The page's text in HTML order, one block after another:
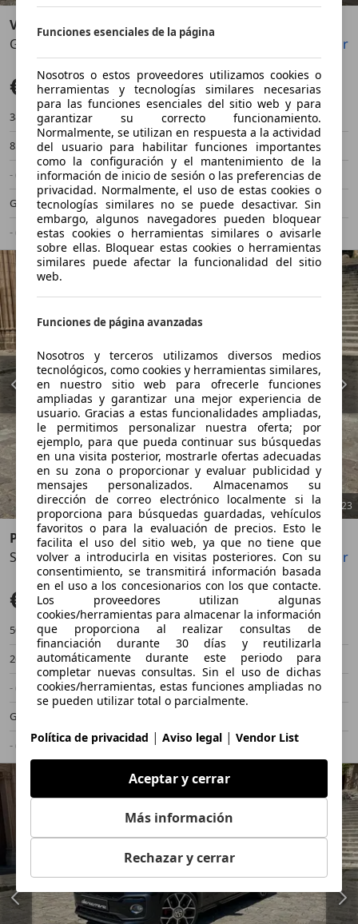
Anterior
Volkswagen up!
GTI 1.0 TSI 85kW
Compartir
€ 18.200 Sin comparación
38.400 km
06/2020
85 kW (116 CV)
Ocasión
- (Propietarios)
Manual
Gasolina
- (l/100 km)
- (g/km)
-/-
Anterior
23
Porsche Macan
S Aut.
Guardar Compartir
€ 57.800 Buen precio
50.400 km
07/2020
260 kW (354 CV)
Ocasión
- (Propietarios)
Automático
Gasolina
- (g/km)
-/-
Funciones esenciales de la página
Nosotros o estos proveedores utilizamos cookies o
herramientas y tecnologías similares necesarias
para las funciones esenciales del sitio web y para
garantizar su correcto funcionamiento.
Normalmente, se utilizan en respuesta a la actividad
del usuario para habilitar funciones importantes
como la configuración y el mantenimiento de la
información de inicio de sesión o las preferencias de
privacidad. Normalmente, el uso de estas cookies o
tecnologías similares no se puede desactivar. Sin
embargo, algunos navegadores pueden bloquear
estas cookies o herramientas similares o avisarle
sobre ellas. Bloquear estas cookies o herramientas
similares puede afectar la funcionalidad del sitio
web.
Funciones de página avanzadas
Nosotros y terceros utilizamos diversos medios
tecnológicos, como cookies y herramientas similares,
en nuestro sitio web para ofrecerle funciones
ampliadas y garantizar una mejor experiencia de
usuario. Gracias a estas funcionalidades ampliadas,
le permitimos personalizar nuestra oferta; por
ejemplo, para que pueda continuar sus búsquedas
en una visita posterior, mostrarle ofertas adecuadas
en su zona o proporcionar y evaluar publicidad y
mensajes personalizados. Almacenamos su
dirección de correo electrónico localmente si la
proporciona para búsquedas guardadas, vehículos
favoritos o para la evaluación de precios. Esto le
facilita el uso del sitio web, ya que no tiene que
volver a introducirla en visitas posteriores. Con su
consentimiento, se transmitirá información basada
en el uso a los concesionarios con los que contacte.
Los proveedores utilizan algunas
cookies/herramientas para almacenar la información
que proporciona al realizar consultas de
financiación durante 30 días y reutilizarla
automáticamente durante este periodo para
completar nuevas consultas. Sin el uso de dichas
cookies/herramientas, estas funciones ampliadas no
se pueden utilizar total o parcialmente.
Política de privacidad | Aviso legal | Vendor List
Aceptar y cerrar
Más información
Rechazar y cerrar